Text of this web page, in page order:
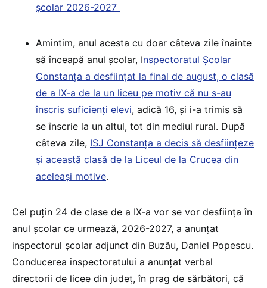
școlar 2026-2027
Amintim, anul acesta cu doar câteva zile înainte
să înceapă anul școlar, Inspectoratul Școlar
Constanța a desființat la final de august, o clasă
de a IX-a de la un liceu pe motiv că nu s-au
înscris suficienți elevi, adică 16, și i-a trimis să
se înscrie la un altul, tot din mediul rural. După
câteva zile, ISJ Constanța a decis să desființeze
și această clasă de la Liceul de la Crucea din
aceleași motive.
Cel puțin 24 de clase de a IX-a vor se vor desființa în
anul școlar ce urmează, 2026-2027, a anunțat
inspectorul școlar adjunct din Buzău, Daniel Popescu.
Conducerea inspectoratului a anunțat verbal
directorii de licee din județ, în prag de sărbători, că